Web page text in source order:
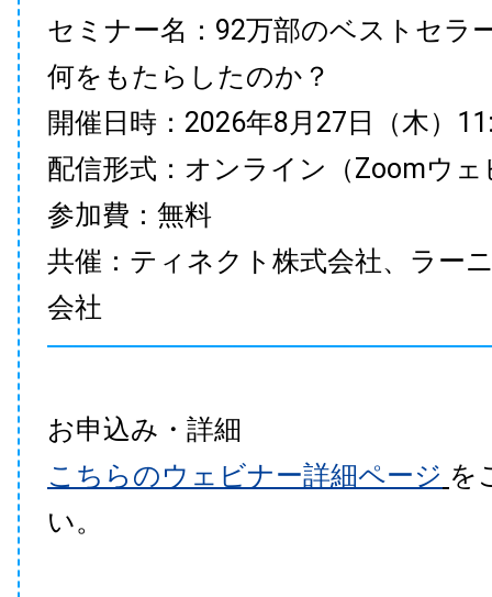
セミナー名：92万部のベストセラ
何をもたらしたのか？
開催日時：2026年8月27日（木）
配信形式：オンライン（Zoomウェ
参加費：無料
共催：ティネクト株式会社、ラー
会社
お申込み・詳細
こちらのウェビナー詳細ページ を
い。